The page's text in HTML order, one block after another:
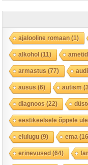
ajalooline romaan(1)
alkohol(11) ametid
armastus (77)
ausus (6) autism
diagnoos (22)
eestikeelsele õppele
elulugu(9) ema
erinevused(64)